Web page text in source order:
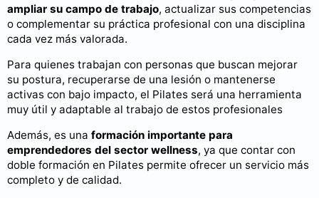
ampliar su campo de trabajo, actualizar sus competencias
o complementar su práctica profesional con una disciplina
cada vez más valorada.
Para quienes trabajan con personas que buscan mejorar
su postura, recuperarse de una lesión o mantenerse
activas con bajo impacto, el Pilates será una herramienta
muy útil y adaptable al trabajo de estos profesionales
Además, es una formación importante para
emprendedores del sector wellness, ya que contar con
doble formación en Pilates permite ofrecer un servicio más
completo y de calidad.